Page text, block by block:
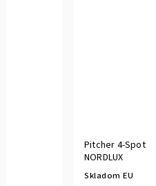
Pitcher 4-Spot
NORDLUX
Skladom EU